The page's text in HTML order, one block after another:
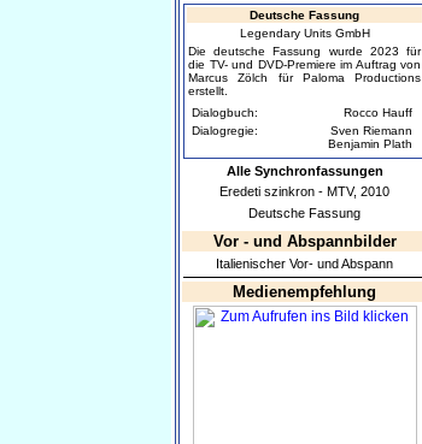
Deutsche Fassung
Legendary Units GmbH
Die deutsche Fassung wurde 2023 für
die TV- und DVD-Premiere im Auftrag von
Marcus Zölch für Paloma Productions
erstellt.
Dialogbuch:
Rocco Hauff
Dialogregie:
Sven Riemann
Benjamin Plath
Alle Synchronfassungen
Eredeti szinkron - MTV, 2010
Deutsche Fassung
Vor - und Abspannbilder
Italienischer Vor- und Abspann
Medienempfehlung